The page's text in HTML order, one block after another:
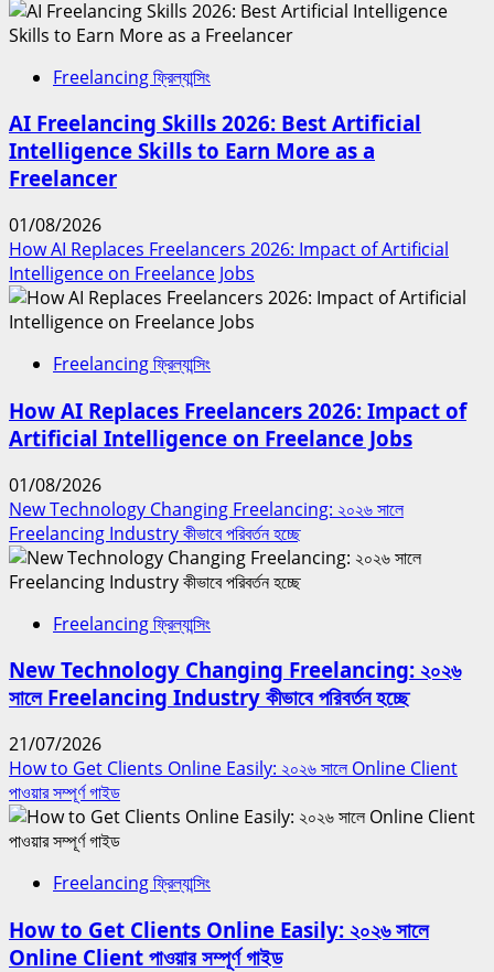
Freelancing ফ্রিল্যান্সিং
AI Freelancing Skills 2026: Best Artificial
Intelligence Skills to Earn More as a
Freelancer
01/08/2026
How AI Replaces Freelancers 2026: Impact of Artificial
Intelligence on Freelance Jobs
Freelancing ফ্রিল্যান্সিং
How AI Replaces Freelancers 2026: Impact of
Artificial Intelligence on Freelance Jobs
01/08/2026
New Technology Changing Freelancing: ২০২৬ সালে
Freelancing Industry কীভাবে পরিবর্তন হচ্ছে
Freelancing ফ্রিল্যান্সিং
New Technology Changing Freelancing: ২০২৬
সালে Freelancing Industry কীভাবে পরিবর্তন হচ্ছে
21/07/2026
How to Get Clients Online Easily: ২০২৬ সালে Online Client
পাওয়ার সম্পূর্ণ গাইড
Freelancing ফ্রিল্যান্সিং
How to Get Clients Online Easily: ২০২৬ সালে
Online Client পাওয়ার সম্পূর্ণ গাইড